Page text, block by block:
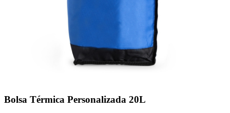
Bolsa Térmica Personalizada 20L